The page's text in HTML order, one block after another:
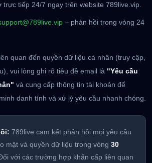
trực tiếp 24/7 ngay trên website 789live.vip.
– phản hồi trong vòng 24
quan đến quyền dữ liệu cá nhân (truy cập,
vui lòng ghi rõ tiêu đề email là "Yêu cầu
và cung cấp thông tin tài khoản để
danh tính và xử lý yêu cầu nhanh chóng.
789live cam kết phản hồi mọi yêu cầu
mật và quyền dữ liệu trong vòng 30
với các trường hợp khẩn cấp liên quan